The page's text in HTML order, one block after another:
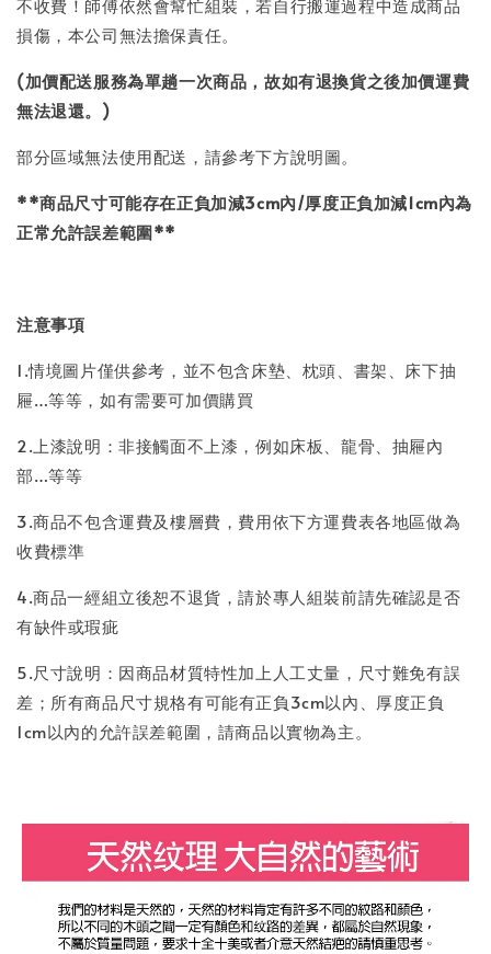
損傷，本公司無法擔保責任。
(加價配送服務為單趟一次商品，故如有退換貨之後加價運費
無法退還。)
部分區域無法使用配送，請參考下方說明圖。
**商品尺寸可能存在正負加減3cm內/厚度正負加減1cm內為
正常允許誤差範圍**
注意事項
1.情境圖片僅供參考，並不包含床墊、枕頭、書架、床下抽
屜…等等，如有需要可加價購買
2.上漆說明：非接觸面不上漆，例如床板、龍骨、抽屜內
部…等等
3.商品不包含運費及樓層費，費用依下方運費表各地區做為
收費標準
4.商品一經組立後恕不退貨，請於專人組裝前請先確認是否
有缺件或瑕疵
5.尺寸說明：因商品材質特性加上人工丈量，尺寸難免有誤
差；所有商品尺寸規格有可能有正負3cm以內、厚度正負
1cm以內的允許誤差範圍，請商品以實物為主。